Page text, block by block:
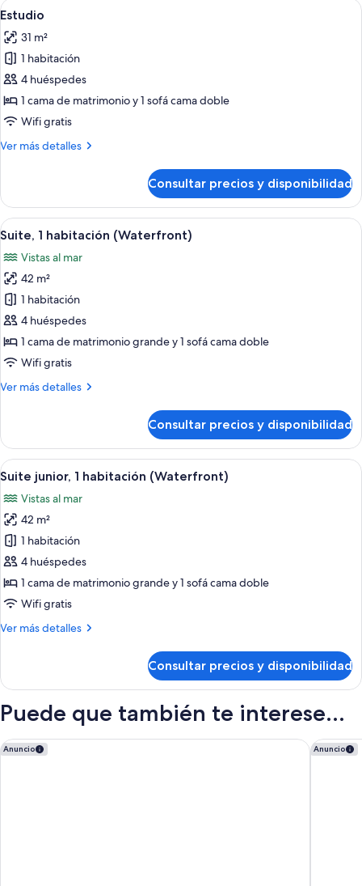
habitaciones
Abrir
todas
las
fotos
de
Estudio
Una cama bien hecha con cabecera,
7
Estudio
31 m²
1 habitación
4 huéspedes
1 cama de matrimonio y 1 sofá cama doble
Wifi gratis
Ver más detalles
Más
Consultar precios y disponibilidad
Abrir
todas
las
fotos
de
Suite,
1
habitación
(Waterfront)
Una sala de estar moderna con una
10
Suite, 1 habitación (Waterfront)
Vistas al mar
42 m²
1 habitación
4 huéspedes
1 cama de matrimonio grande y 1 sofá cama doble
Wifi gratis
Ver más detalles
Más
1
habitación
(Waterfront)
Consultar precios y disponibilidad
Abrir
todas
las
fotos
de
Suite
junior,
1
habitación
(Waterfront)
Una cama bien hecha con sábanas
10
Suite junior, 1 habitación (Waterfront)
Vistas al mar
42 m²
1 habitación
4 huéspedes
1 cama de matrimonio grande y 1 sofá cama doble
Wifi gratis
Ver más detalles
Más
junior,
habitación
Consultar precios y disponibilidad
Puede que también te interese...
Anuncio
Accent Inns Vancouver Airport Anuncio
Accent